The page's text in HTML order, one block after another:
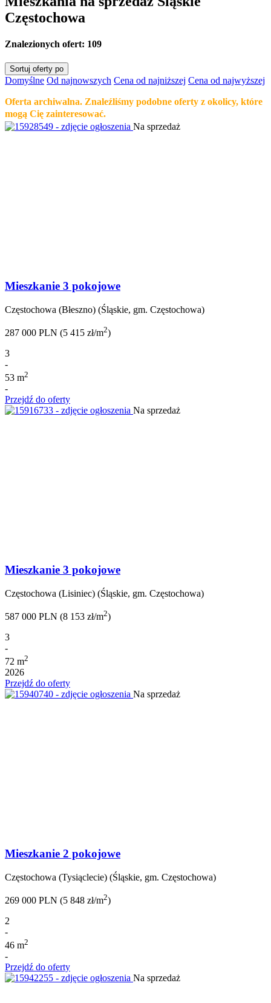
Częstochowa
Znalezionych ofert: 109
Sortuj oferty po
Domyślne Od najnowszych Cena od najniższej Cena od najwyższej
Oferta archiwalna. Znaleźliśmy podobne oferty z okolicy, które
mogą Cię zainteresować.
Na sprzedaż
Mieszkanie 3 pokojowe
Częstochowa (Błeszno) (Śląskie, gm. Częstochowa)
287 000 PLN (5 415 zł/m2)
3
-
53 m2
-
Przejdź do oferty
Na sprzedaż
Mieszkanie 3 pokojowe
Częstochowa (Lisiniec) (Śląskie, gm. Częstochowa)
587 000 PLN (8 153 zł/m2)
3
-
72 m2
2026
Przejdź do oferty
Na sprzedaż
Mieszkanie 2 pokojowe
Częstochowa (Tysiąclecie) (Śląskie, gm. Częstochowa)
269 000 PLN (5 848 zł/m2)
2
-
46 m2
-
Przejdź do oferty
Na sprzedaż